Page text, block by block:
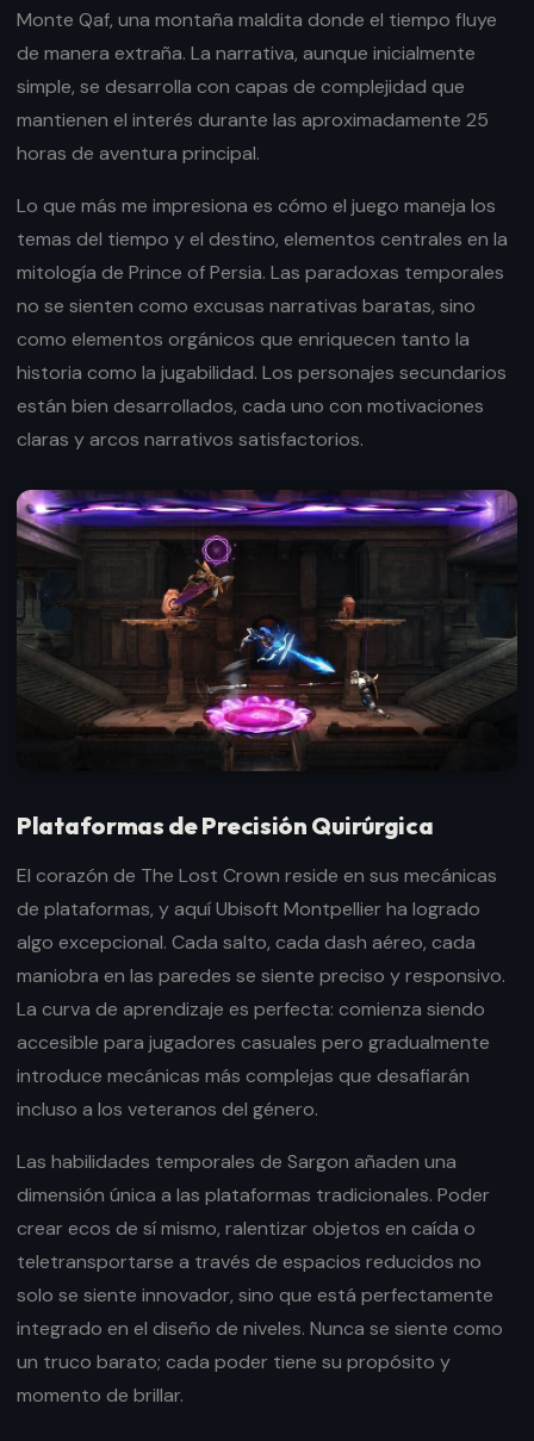
Monte Qaf, una montaña maldita donde el tiempo fluye
de manera extraña. La narrativa, aunque inicialmente
simple, se desarrolla con capas de complejidad que
mantienen el interés durante las aproximadamente 25
horas de aventura principal.
Lo que más me impresiona es cómo el juego maneja los
temas del tiempo y el destino, elementos centrales en la
mitología de Prince of Persia. Las paradoxas temporales
no se sienten como excusas narrativas baratas, sino
como elementos orgánicos que enriquecen tanto la
historia como la jugabilidad. Los personajes secundarios
están bien desarrollados, cada uno con motivaciones
claras y arcos narrativos satisfactorios.
Plataformas de Precisión Quirúrgica
El corazón de The Lost Crown reside en sus mecánicas
de plataformas, y aquí Ubisoft Montpellier ha logrado
algo excepcional. Cada salto, cada dash aéreo, cada
maniobra en las paredes se siente preciso y responsivo.
La curva de aprendizaje es perfecta: comienza siendo
accesible para jugadores casuales pero gradualmente
introduce mecánicas más complejas que desafiarán
incluso a los veteranos del género.
Las habilidades temporales de Sargon añaden una
dimensión única a las plataformas tradicionales. Poder
crear ecos de sí mismo, ralentizar objetos en caída o
teletransportarse a través de espacios reducidos no
solo se siente innovador, sino que está perfectamente
integrado en el diseño de niveles. Nunca se siente como
un truco barato; cada poder tiene su propósito y
momento de brillar.